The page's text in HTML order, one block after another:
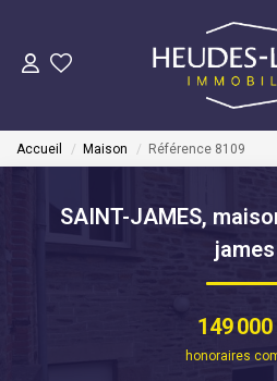
LOUER
Mise En
Accueil Maison Référence 8109
SAINT-JAMES,
james
149
honoraires